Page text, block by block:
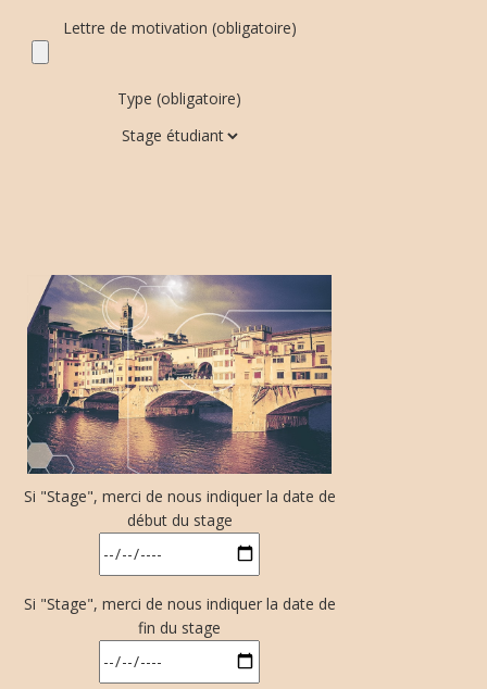
Lettre de motivation (obligatoire)
Type (obligatoire)
Si "Stage", merci de nous indiquer la date de
début du stage
Si "Stage", merci de nous indiquer la date de
fin du stage